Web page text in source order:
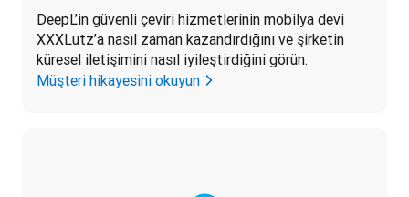
DeepL’in güvenli çeviri hizmetlerinin mobilya devi
XXXLutz’a nasıl zaman kazandırdığını ve şirketin
küresel iletişimini nasıl iyileştirdiğini görün.
Müşteri hikayesini okuyun